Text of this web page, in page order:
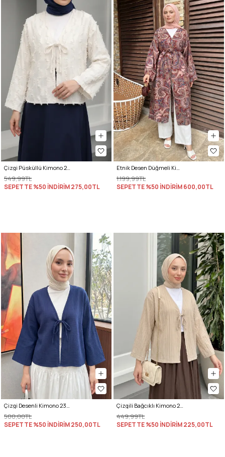
Çizgi Püsküllü Kimono 2353 - KIRIK BEYAZ
549,99TL
SEPETTE %50 İNDİRİM275,00TL
Etnik Desen Düğmeli Kimono Y0127 - BORDO
1.199,99TL
SEPETTE %50 İNDİRİM600,00TL
Çizgi Desenli Kimono 2359 - LACİVERT
500,00TL
SEPETTE %50 İNDİRİM250,00TL
Çizgili Bağcıklı Kimono 2358 - TAŞ RENGİ
449,99TL
SEPETTE %50 İNDİRİM225,00TL